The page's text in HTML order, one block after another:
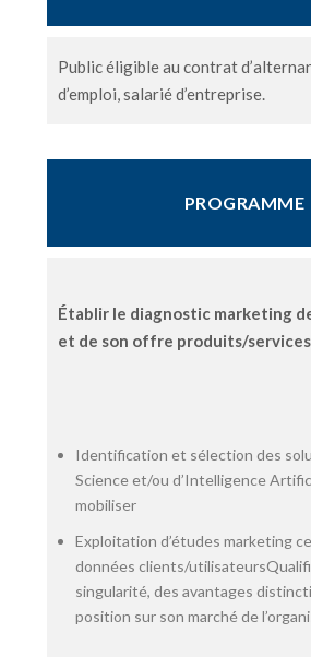
Public éligible au contrat
d’emploi, salarié d’entreprise.
PROGRAMME
Établir le diagnostic marketing
et de son offre produits/services
Identification et sélection des
Science et/ou d’Intelligence
mobiliser
Exploitation d’études marketing
données clients/
singularité, des avantages
position sur son marché de